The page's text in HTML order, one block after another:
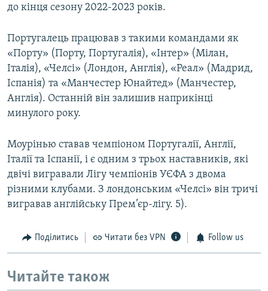
до кінця сезону 2022-2023 років.
Португалець працював з такими командами як
«Порту» (Порту, Португалія), «Інтер» (Мілан,
Італія), «Челсі» (Лондон, Англія), «Реал» (Мадрид,
Іспанія) та «Манчестер Юнайтед» (Манчестер,
Англія). Останній він залишив наприкінці
минулого року.
Моурінью ставав чемпіоном Португалії, Англії,
Італії та Іспанії, і є одним з трьох наставників, які
двічі вигравали Лігу чемпіонів УЄФА з двома
різними клубами. З лондонським «Челсі» він тричі
вигравав англійську Прем’єр-лігу. 5).
Поділитись Читати без VPN Follow us
Читайте також